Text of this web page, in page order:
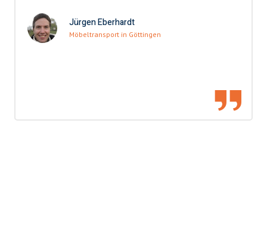
Jürgen Eberhardt
Möbeltransport in Göttingen